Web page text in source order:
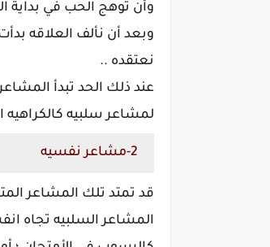
وأن توهج الحب في بداية
وبعد أن نألف العلاقه
نعتقده ..
عند ذلك الحد تبدأ
لمشاعر سلبيه كالكراهيه
2-مشاعر نفسيه
قد تمتد تلك المشاعر
المشاعر السلبيه تجاه